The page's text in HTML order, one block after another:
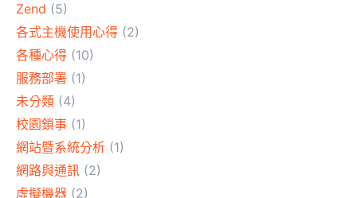
Zend (5)
各式主機使用心得 (2)
各種心得 (10)
服務部署 (1)
未分類 (4)
校園鎖事 (1)
網站暨系統分析 (1)
網路與通訊 (2)
虛擬機器 (2)